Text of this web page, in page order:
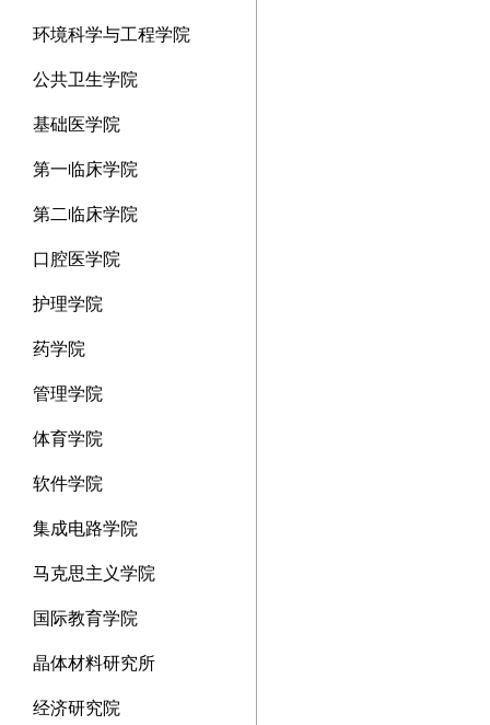
环境科学与工程学院
公共卫生学院
基础医学院
第一临床学院
第二临床学院
口腔医学院
护理学院
药学院
管理学院
体育学院
软件学院
集成电路学院
马克思主义学院
国际教育学院
晶体材料研究所
经济研究院